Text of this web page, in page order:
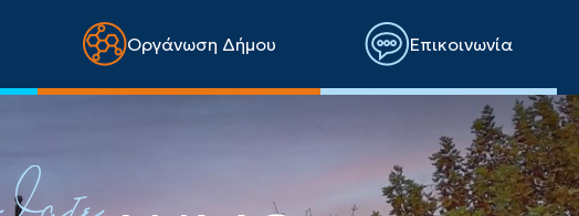
Οργάνωση Δήμου Επικοινωνία